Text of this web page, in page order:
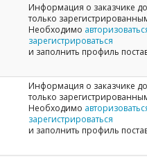
Информация о заказчике
только
Необходимо
зарегистрироваться
и заполнить профиль
Информация о заказчике
только
Необходимо
зарегистрироваться
и заполнить профиль